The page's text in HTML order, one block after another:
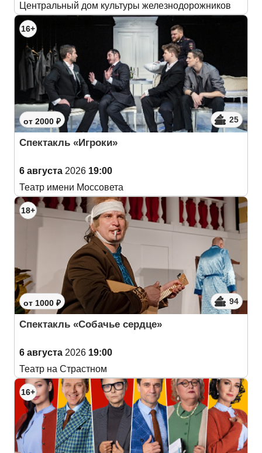
Центральный дом культуры железнодорожников
16+
от 2000 ₽ 25
Спектакль «Игроки»
6 августа 2026 19:00
Театр имени Моссовета
18+
от 1000 ₽ 94
Спектакль «Собачье сердце»
6 августа 2026 19:00
Театр на Страстном
16+